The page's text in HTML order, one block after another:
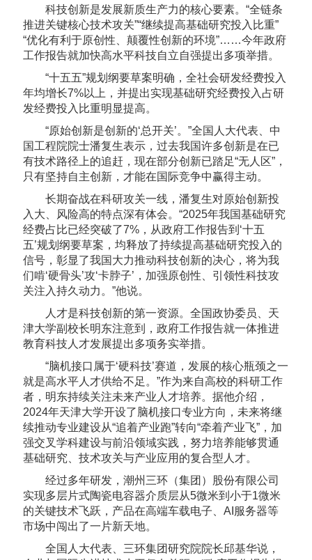
科技创新是发展新质生产力的核心要素。“全链条
推进关键核心技术攻关”“继续提高基础研究投入比重”
“优化有利于原创性、颠覆性创新的环境”……今年政府
工作报告就加快高水平科技自立自强提出多项举措。
“十五五”规划纲要草案明确，全社会研发经费投入
年均增长7%以上，并提出实现基础研究经费投入占研
发经费投入比重明显提高。
“原始创新是创新的‘总开关’。”全国人大代表、中
国工程院院士潘复生表示，过去我国许多创新是在已
有技术路径上的追赶，现在部分创新已踏足“无人区”，
只有坚持自主创新，才能在国际竞争中赢得主动。
长期奋战在科研攻关一线，潘复生对原始创新投
入大、风险高的特点深有体会。“2025年我国基础研究
经费占比已经突破了7%，从政府工作报告到‘十五
五’规划纲要草案，均释放了持续提高基础研究投入的
信号，彰显了我国大力推动科技创新的决心，将为我
们啃‘硬骨头’攻‘卡脖子’，加强原创性、引领性科技攻
关注入持久动力。”他说。
人才是科技创新的第一资源。全国政协委员、天
津大学副校长明东注意到，政府工作报告就一体推进
教育科技人才发展提出多项务实举措。
“脑机接口属于‘硬科技’赛道，发展的核心瓶颈之一
就是高水平人才供给不足。”作为来自高校的科研工作
者，明东持续关注未来产业人才培养。据他介绍，
2024年天津大学开设了脑机接口专业方向，未来将继
续推动专业建设从“追着产业跑”转向“牵着产业飞”，加
强交叉学科建设与前沿领域实践，努力培养能够贯通
基础研究、技术攻关与产业应用的复合型人才。
经过多年研发，潮州三环（集团）股份有限公司
实现多层片式陶瓷电容器介质层从5微米到小于1微米
的关键技术飞跃，产品在高端车载电子、AI服务器等
市场中闯出了一片新天地。
全国人大代表、三环集团研究院院长邱基华说，